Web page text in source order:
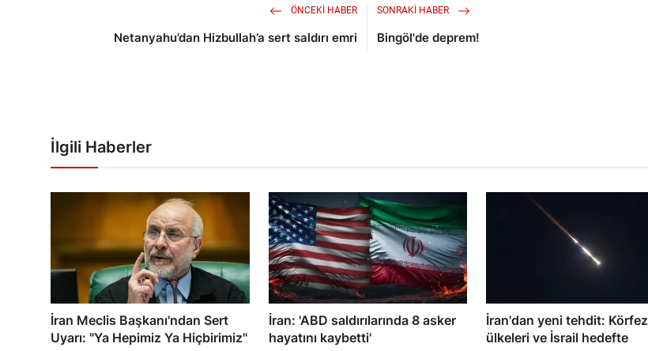
ÖNCEKI HABER
Netanyahu’dan Hizbullah’a sert saldırı emri
SONRAKI HABER
Bingöl'de deprem!
İlgili Haberler
İran Meclis Başkanı'ndan Sert
Uyarı: "Ya Hepimiz Ya Hiçbirimiz"
İran: 'ABD saldırılarında 8 asker
hayatını kaybetti'
İran'dan yeni tehdit: Körfez
ülkeleri ve İsrail hedefte